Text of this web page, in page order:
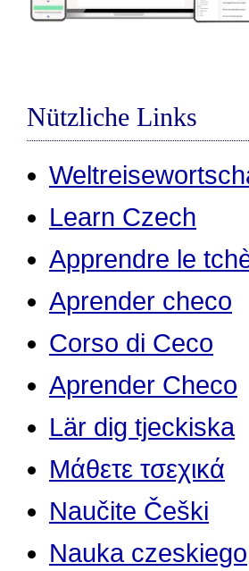
Nützliche Links
Learn Czech
Apprendre le
Aprender checo
Corso di Ceco
Aprender Checo
Lär dig tjeckiska
Μάθετε τσεχικά
Naučite Češki
Nauka czeskiego